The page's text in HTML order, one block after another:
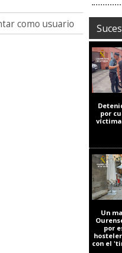
como usuario
por
Un
por
con el